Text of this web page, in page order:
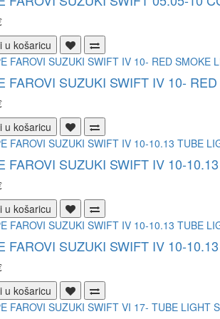
u košaricu
FAROVI SUZUKI SWIFT IV 10-
u košaricu
FAROVI SUZUKI SWIFT IV 10-
u košaricu
FAROVI SUZUKI SWIFT IV 10-
u košaricu